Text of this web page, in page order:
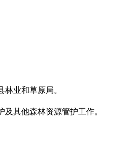
业和草原局。
其他森林资源管护工作。